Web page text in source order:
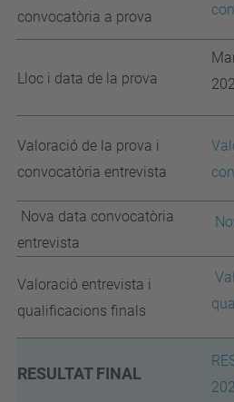
convocatòria a prova
Lloc i data de la prova
Valoració de la prova i
convocatòria entrevista
Nova data convocatòria
entrevista
Valoració entrevista i
qualificacions finals
RESULTAT FINAL